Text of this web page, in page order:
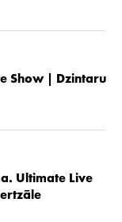
Show | Dzintaru
Ultimate Live